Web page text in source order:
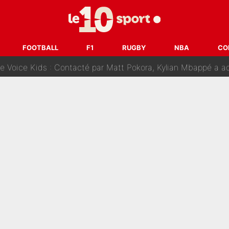
FOOTBALL F1 RUGBY NBA
le transfert de Max Verstappen qui pourrait «faire des
PSG : Voilà pourquoi le Real Madrid a accepté de payer la somme
Kids : Contacté par Matt Pokora, Kylian Mbappé a